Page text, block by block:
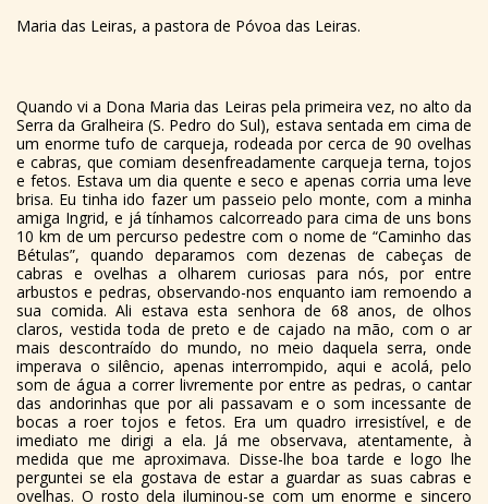
Maria das Leiras, a pastora de Póvoa das Leiras.
Quando vi a Dona Maria das Leiras pela primeira vez, no alto da
Serra da Gralheira (S. Pedro do Sul), estava sentada em cima de
um enorme tufo de carqueja, rodeada por cerca de 90 ovelhas
e cabras, que comiam desenfreadamente carqueja terna, tojos
e fetos. Estava um dia quente e seco e apenas corria uma leve
brisa. Eu tinha ido fazer um passeio pelo monte, com a minha
amiga Ingrid, e já tínhamos calcorreado para cima de uns bons
10 km de um percurso pedestre com o nome de “Caminho das
Bétulas”, quando deparamos com dezenas de cabeças de
cabras e ovelhas a olharem curiosas para nós, por entre
arbustos e pedras, observando-nos enquanto iam remoendo a
sua comida. Ali estava esta senhora de 68 anos, de olhos
claros, vestida toda de preto e de cajado na mão, com o ar
mais descontraído do mundo, no meio daquela serra, onde
imperava o silêncio, apenas interrompido, aqui e acolá, pelo
som de água a correr livremente por entre as pedras, o cantar
das andorinhas que por ali passavam e o som incessante de
bocas a roer tojos e fetos. Era um quadro irresistível, e de
imediato me dirigi a ela. Já me observava, atentamente, à
medida que me aproximava. Disse-lhe boa tarde e logo lhe
perguntei se ela gostava de estar a guardar as suas cabras e
ovelhas. O rosto dela iluminou-se com um enorme e sincero